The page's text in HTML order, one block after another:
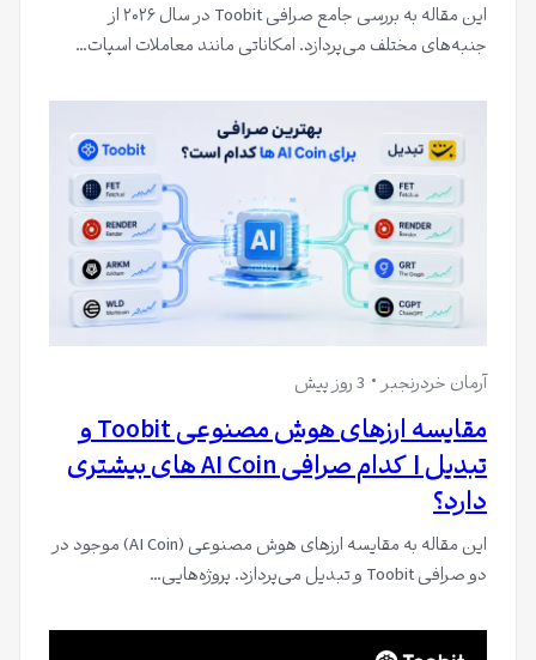
این مقاله به بررسی جامع صرافی Toobit در سال ۲۰۲۶ از
جنبه‌های مختلف می‌پردازد. امکاناتی مانند معاملات اسپات…
آرمان خردرنجبر 3 روز پیش
مقایسه ارزهای هوش مصنوعی Toobit و
تبدیل | کدام صرافی AI Coin های بیشتری
دارد؟
این مقاله به مقایسه ارزهای هوش مصنوعی (AI Coin) موجود در
دو صرافی Toobit و تبدیل می‌پردازد. پروژه‌هایی…